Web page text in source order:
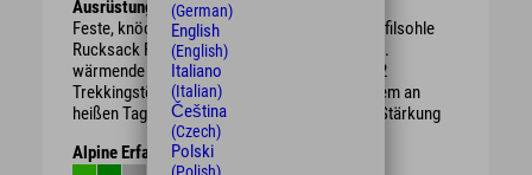
Ausrüstung
Feste, knöchelhohe Bergschuhe mit guter Profilsohle
Rucksack Regenschutz, je nach Witterung evtl.
wärmende Kleidung oder Sonnenschutz ggf. 2
Trekkingstöcke ausreichend Getränke vor allem an
heißen Tagen evtl. Brotzeit / Süßigkeiten zur Stärkung
Alpine Erfahrung
(German)
English
(English)
Italiano
(Italian)
Čeština
(Czech)
Polski